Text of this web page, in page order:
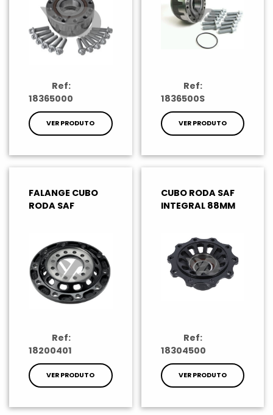
Ref:
18365000
VER PRODUTO
Ref:
1836500S
VER PRODUTO
FALANGE CUBO
RODA SAF
Ref:
18200401
VER PRODUTO
CUBO RODA SAF
INTEGRAL 88MM
Ref:
18304500
VER PRODUTO